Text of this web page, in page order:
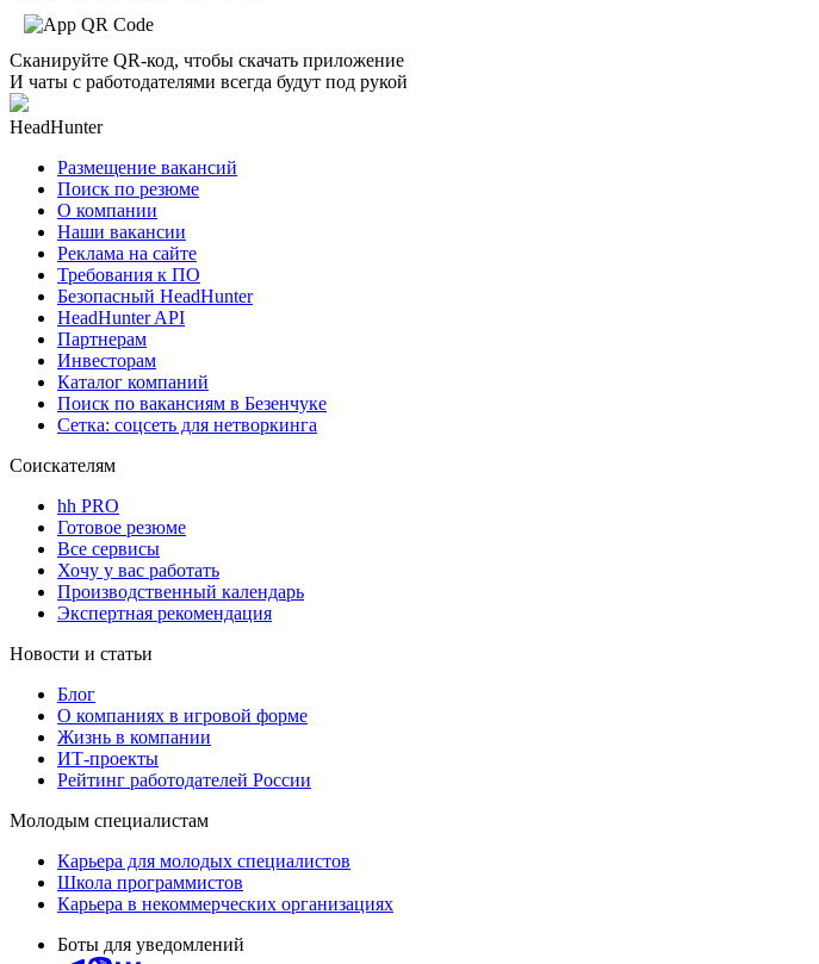
Сканируйте QR-код, чтобы скачать приложение
И чаты с работодателями всегда будут под рукой
HeadHunter
Размещение вакансий
Поиск по резюме
О компании
Наши вакансии
Реклама на сайте
Требования к ПО
Безопасный HeadHunter
HeadHunter API
Партнерам
Инвесторам
Каталог компаний
Поиск по вакансиям в Безенчуке
Сетка: соцсеть для нетворкинга
Соискателям
hh PRO
Готовое резюме
Все сервисы
Хочу у вас работать
Производственный календарь
Экспертная рекомендация
Новости и статьи
Блог
О компаниях в игровой форме
Жизнь в компании
ИТ-проекты
Рейтинг работодателей России
Молодым специалистам
Карьера для молодых специалистов
Школа программистов
Карьера в некоммерческих организациях
Боты для уведомлений